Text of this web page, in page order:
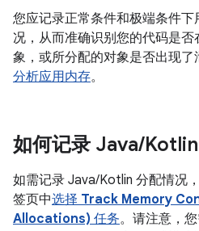
您应记录正常条件和极端条件
况，从而准确识别您的代码是
象，或所分配的对象是否出现了
分析应用内存。
如何记录 Java/
如需记录 Java/Kotlin 分配情况
签页中选择 Track Memory
Allocations) 任务。请注意，